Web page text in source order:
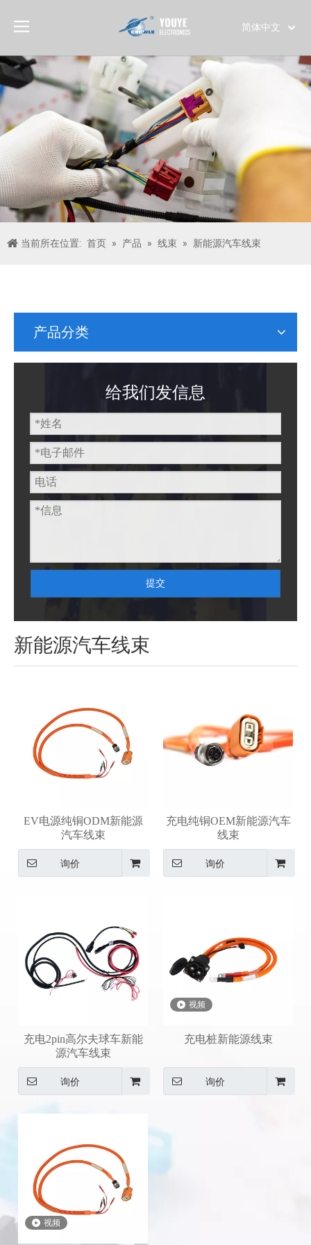
简体中文
Português
Deutsch
Türk dili
当前所在位置: 首页 » 产品 » 线束 » 新能源汽车线束
产品分类
给我们发信息
提交
新能源汽车线束
EV电源纯铜ODM新能源
汽车线束
询价
充电纯铜OEM新能源汽车
线束
询价
充电2pin高尔夫球车新能
源汽车线束
询价
视频
充电桩新能源线束
询价
视频